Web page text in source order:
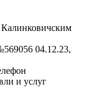
04.12.23,
и услуг